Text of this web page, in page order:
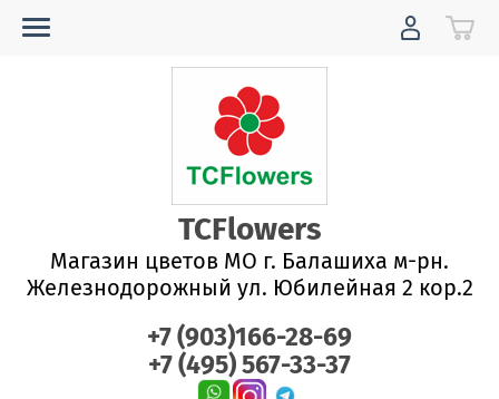
TCFlowers
Магазин цветов МО г. Балашиха м-рн.
Железнодорожный ул. Юбилейная 2 кор.2
+7 (903)166-28-69
+7 (495) 567-33-37